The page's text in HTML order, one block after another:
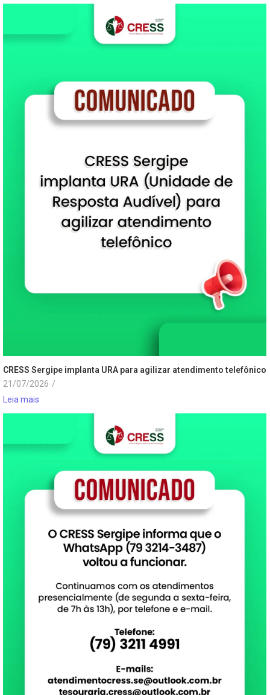
CRESS Sergipe implanta URA para agilizar atendimento telefônico
21/07/2026 /
Leia mais